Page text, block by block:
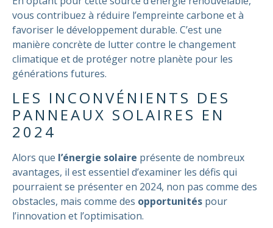
vous contribuez à réduire l’empreinte carbone et à
favoriser le développement durable. C’est une
manière concrète de lutter contre le changement
climatique et de protéger notre planète pour les
générations futures.
LES INCONVÉNIENTS DES
PANNEAUX SOLAIRES EN
2024
Alors que l’énergie solaire présente de nombreux
avantages, il est essentiel d’examiner les défis qui
pourraient se présenter en 2024, non pas comme des
obstacles, mais comme des opportunités pour
l’innovation et l’optimisation.